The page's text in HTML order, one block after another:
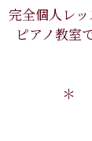
完全個人レ
ピアノ教室
＊